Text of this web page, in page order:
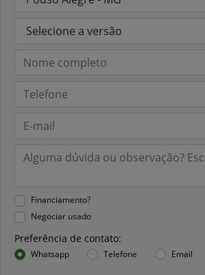
Financiamento?
Negociar usado
Preferência de contato:
Whatsapp Telefone Email